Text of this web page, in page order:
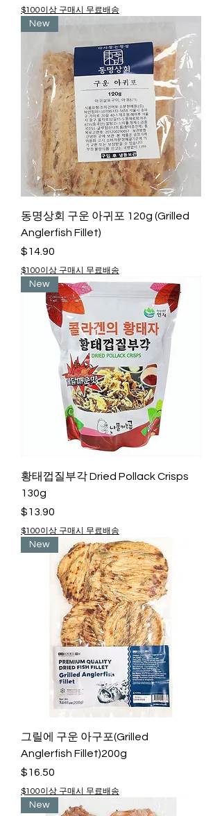
$100이상 구매시 무료배송
New
동명상회 구운 아귀포 120g (Grilled
Anglerfish Fillet)
Price
$14.90
$100이상 구매시 무료배송
New
황태껍질부각 Dried Pollack Crisps
130g
Price
$13.90
$100이상 구매시 무료배송
New
그릴에 구운 아구포(Grilled
Anglerfish Fillet)200g
Price
$16.50
$100이상 구매시 무료배송
New